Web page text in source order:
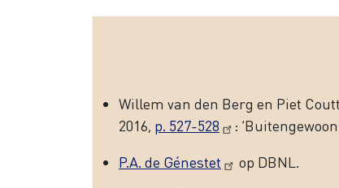
Willem van den Berg en Piet
2016, p. 527-528
:
P.A. de Génestet
op DBNL.